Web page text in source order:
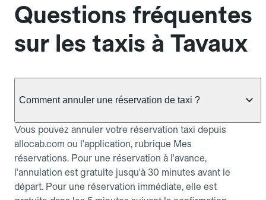
Questions fréquentes
sur les taxis à Tavaux
Comment annuler une réservation de taxi ?
Vous pouvez annuler votre réservation taxi depuis
allocab.com ou l'application, rubrique Mes
réservations. Pour une réservation à l'avance,
l'annulation est gratuite jusqu'à 30 minutes avant le
départ. Pour une réservation immédiate, elle est